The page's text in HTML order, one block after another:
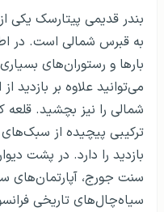
بندر قدیمی پیتارسک یکی
به قبرس شمالی است. در
بارها و رستوران‌های
می‌توانید علاوه بر بازدید
شمالی را نیز بچشید. قلعه
ترکیبی پیچیده از
بازدید را دارد. در پشت
سنت جورج، آپارتمان‌های
سیاه‌چال‌های تاریخی